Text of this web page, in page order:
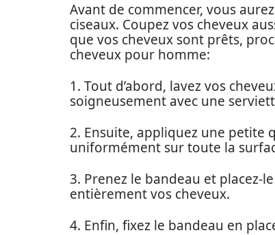
Avant de commencer, vous
ciseaux. Coupez vos cheveux
que vos cheveux sont prêts,
cheveux pour homme:
1. Tout d’abord, lavez vos
soigneusement avec une
2. Ensuite, appliquez une petite
uniformément sur toute la
3. Prenez le bandeau et placez-
entièrement vos cheveux.
4. Enfin, fixez le bandeau en